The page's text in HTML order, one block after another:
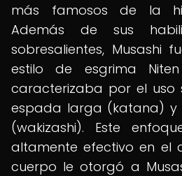
más famosos de la
Además de sus
sobresalientes, Musashi
estilo de esgrima
caracterizaba por el uso
espada larga (katana) y
(wakizashi). Este
altamente efectivo en el
cuerpo le otorgó a